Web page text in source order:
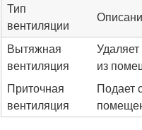
Тип
вентиляции
Вытяжная
вентиляция
из
Приточная
вентиляция
Подает